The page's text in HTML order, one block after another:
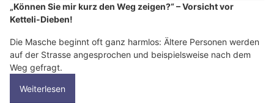
„Können Sie mir kurz den Weg zeigen?“ – Vorsicht vor
Ketteli-Dieben!
Die Masche beginnt oft ganz harmlos: Ältere Personen werden
auf der Strasse angesprochen und beispielsweise nach dem
Weg gefragt.
Weiterlesen